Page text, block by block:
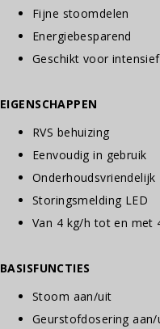
Fijne stoomdelen
Energiebesparend
Geschikt voor
EIGENSCHAPPEN
RVS behuizing
Eenvoudig in gebruik
Onderhoudsvriendelijk
Storingsmelding LED
Van 4 kg/h tot en met
BASISFUNCTIES
Stoom aan/uit
Geurstofdosering